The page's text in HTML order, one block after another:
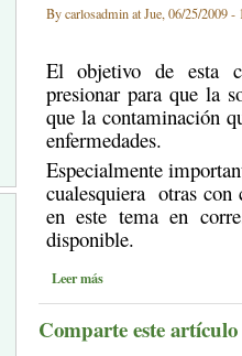
By carlosadmin at Jue, 06/25/2009 -
El objetivo de esta
presionar para que la
que la contaminación
enfermedades.
Especialmente
cualesquiera otras con
en este tema en
disponible.
Leer más
Comparte este artículo